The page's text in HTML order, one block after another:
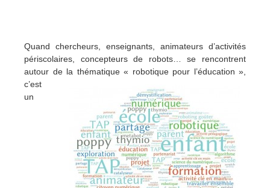
Quand chercheurs, enseignants, animateurs d’activités
périscolaires, concepteurs de robots… se rencontrent
autour de la thématique « robotique pour l’éducation »,
c’est
un